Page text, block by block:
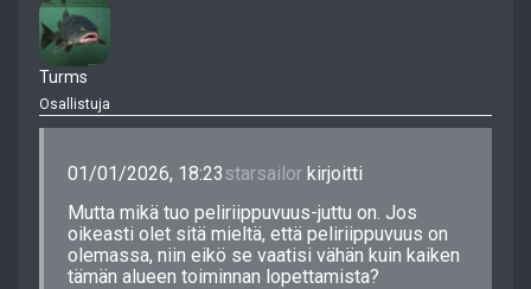
Turms
Osallistuja
01/01/2026, 18:23starsailor kirjoitti
Mutta mikä tuo peliriippuvuus-juttu on. Jos
oikeasti olet sitä mieltä, että peliriippuvuus on
olemassa, niin eikö se vaatisi vähän kuin kaiken
tämän alueen toiminnan lopettamista?